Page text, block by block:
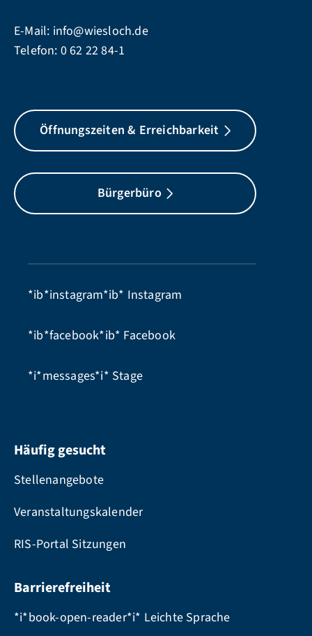
E-Mail: info@wiesloch.de
Telefon: 0 62 22 84-1
Öffnungszeiten & Erreichbarkeit
Bürgerbüro
*ib*instagram*ib* Instagram
*ib*facebook*ib* Facebook
*i*messages*i* Stage
Häufig gesucht
Stellenangebote
Veranstaltungskalender
RIS-Portal Sitzungen
Barrierefreiheit
*i*book-open-reader*i* Leichte Sprache